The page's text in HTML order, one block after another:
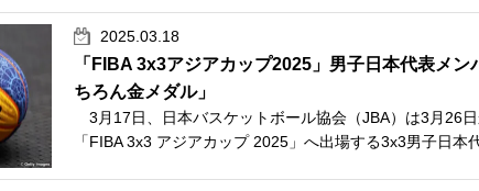
2025.03.18
「FIBA 3x3アジアカップ2025」男子日本代表メ
ちろん金メダル」
3月17日、日本バスケットボール協会（JBA）は3月26
「FIBA 3x3 アジアカップ 2025」へ出場する3x3男子日本代